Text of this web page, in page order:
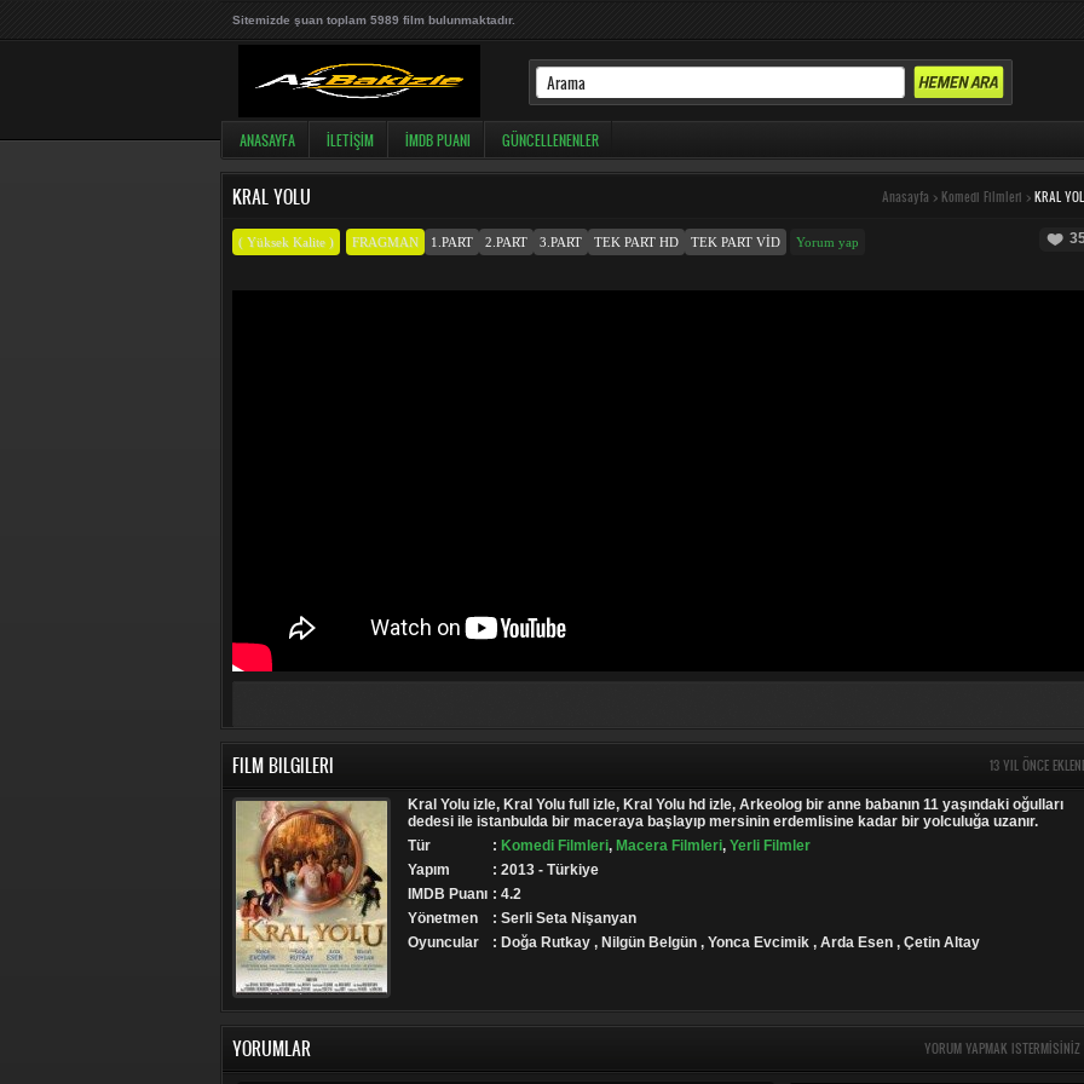
Sitemizde şuan toplam 5989 film bulunmaktadır.
ANASAYFA İLETIŞIM İMDB PUANI GÜNCELLENENLER
KRAL YOLU Anasayfa > Komedi Filmleri > KRAL
( Yüksek Kalite ) FRAGMAN 1.PART 2.PART 3.PART TEK PART HD TEK PART VID Yorum yap
FILM BILGILERI 13 YIL ÖNCE
Kral Yolu izle, Kral Yolu full izle, Kral Yolu hd izle, Arkeolog bir anne babanın 11 yaşındaki oğulları
dedesi ile istanbulda bir maceraya başlayıp mersinin erdemlisine kadar bir yolculuğa uzanır.
Tür
: Komedi Filmleri, Macera Filmleri, Yerli Filmler
Yapım
: 2013 - Türkiye
IMDB Puanı : 4.2
Yönetmen
: Serli Seta Nişanyan
Oyuncular
: Doğa Rutkay , Nilgün Belgün , Yonca Evcimik , Arda Esen , Çetin Altay
YORUMLAR YORUM YAPMAK